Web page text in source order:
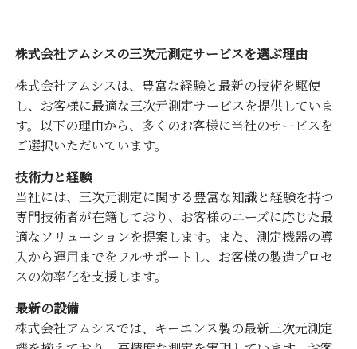
株式会社アムシスの三次元測定サービスを選ぶ理由
株式会社アムシスは、豊富な経験と最新の技術を駆使
し、お客様に最適な三次元測定サービスを提供していま
す。以下の理由から、多くのお客様に当社のサービスを
ご選択いただいています。
技術力と経験
当社には、三次元測定に関する豊富な知識と経験を持つ
専門技術者が在籍しており、お客様のニーズに応じた最
適なソリューションを提案します。また、測定機器の導
入から運用までをフルサポートし、お客様の製造プロセ
スの効率化を支援します。
最新の設備
株式会社アムシスでは、キーエンス製の最新三次元測定